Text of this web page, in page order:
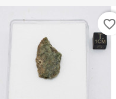
favorite_border